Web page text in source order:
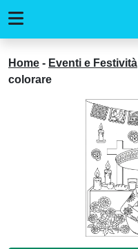
Home - Eventi e Festività
colorare